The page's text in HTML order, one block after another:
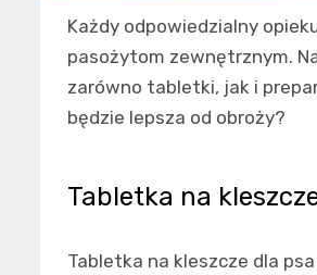
Każdy odpowiedzialny
pasożytom zewnętrznym.
zarówno tabletki, jak i
będzie lepsza od obroży?
Tabletka na
Tabletka na kleszcze dla psa